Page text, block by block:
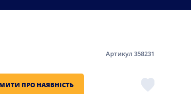
Артикул 358231
ПРО НАЯВНІСТЬ